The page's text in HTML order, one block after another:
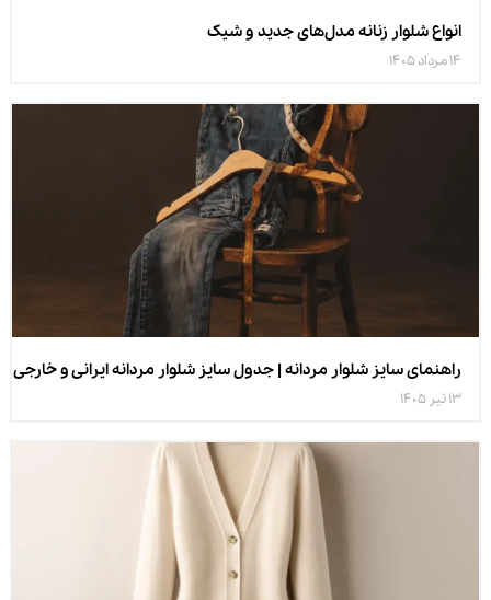
انواع شلوار زنانه مدل‌های جدید و شیک
14 مرداد 1405
راهنمای سایز شلوار مردانه | جدول سایز شلوار مردانه ایرانی و خارجی
13 تیر 1405